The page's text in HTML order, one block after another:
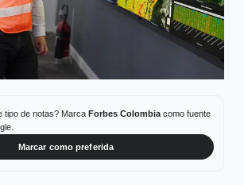
tipo de notas? Marca Forbes Colombiacomo fuente
Marcar como preferida